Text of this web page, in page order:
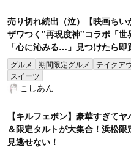
売り切れ続出（泣）【映画ちい
ザワつく"再現度神"コラボ「世
「心に沁みる…」見つけたら
グルメ 期間限定グルメ テイクア
スイーツ
こしあん
【キルフェボン】豪華すぎて
＆限定タルトが大集合！浜松
見逃せない！